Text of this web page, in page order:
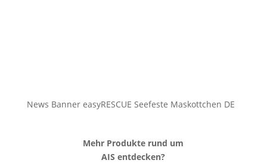
News Banner easyRESCUE Seefeste Maskottchen DE
Mehr Produkte rund um
AIS entdecken?